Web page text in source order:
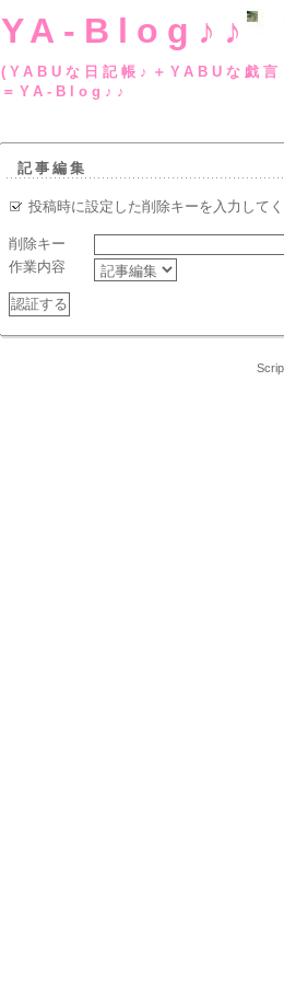
YA-Blog♪♪
(YABUな日記帳
＝YA-Blog♪♪
記事編集
投稿時に設定した削除キーを入力してく
削除キー
作業内容